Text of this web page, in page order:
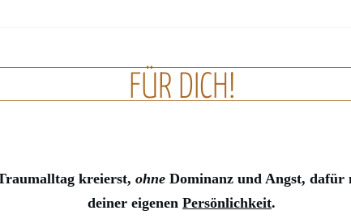
FÜR DICH!
kreierst, ohne Dominanz und Angst, dafür
deiner eigenen Persönlichkeit.